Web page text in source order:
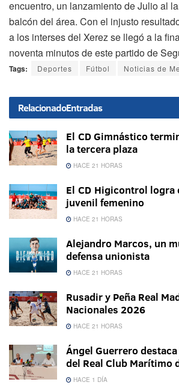
encuentro, un lanzamiento de Julio al
balcón del área. Con el injusto
a los interses del Xerez se llegó a la
noventa minutos de este partido de
Tags: Deportes Fútbol Noticias de
RelacionadoEntradas
El CD Gimnástico
la tercera plaza
HACE 21 HORAS
El CD Higicontrol logra
juvenil femenino
HACE 21 HORAS
Alejandro Marcos, un
defensa unionista
HACE 21 HORAS
Rusadir y Peña Real
Nacionales 2026
HACE 21 HORAS
Ángel Guerrero
del Real Club Marítimo
HACE 1 DÍA